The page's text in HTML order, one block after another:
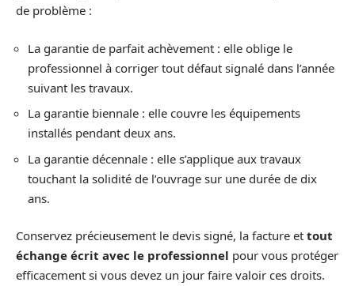
de problème :
La garantie de parfait achèvement : elle oblige le
professionnel à corriger tout défaut signalé dans l’année
suivant les travaux.
La garantie biennale : elle couvre les équipements
installés pendant deux ans.
La garantie décennale : elle s’applique aux travaux
touchant la solidité de l’ouvrage sur une durée de dix
ans.
Conservez précieusement le devis signé, la facture et tout
échange écrit avec le professionnel pour vous protéger
efficacement si vous devez un jour faire valoir ces droits.